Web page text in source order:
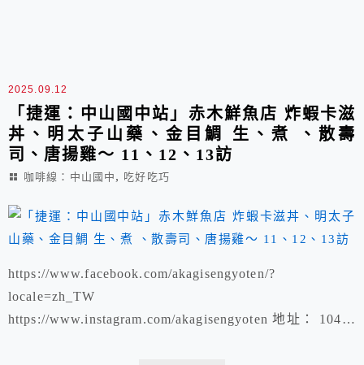
2025.09.12
「捷運：中山國中站」赤木鮮魚店 炸蝦卡滋
丼、明太子山藥、金目鯛 生、煮 、散壽
司、唐揚雞～ 11、12、13訪
咖啡線：中山國中 , 吃好吃巧
https://www.facebook.com/akagisengyoten/?
locale=zh_TW
https://www.instagram.com/akagisengyoten 地址： 104台